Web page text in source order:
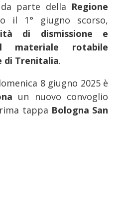
da parte della Regione
il 1° giugno scorso,
di dismissione e
materiale rotabile
di Trenitalia.
8 giugno 2025 è
un nuovo convoglio
tappa Bologna San